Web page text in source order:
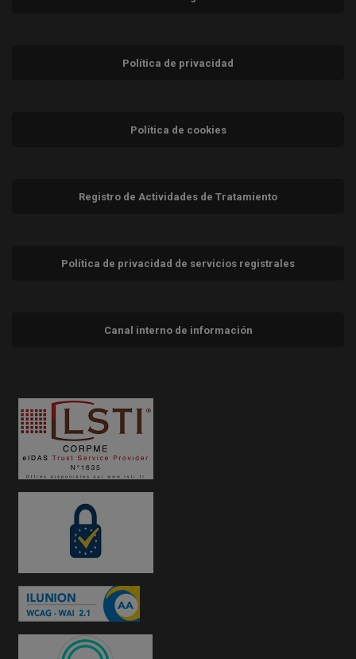
Política de privacidad
Política de cookies
Registro de Actividades de Tratamiento
Política de privacidad de servicios registrales
Canal interno de información